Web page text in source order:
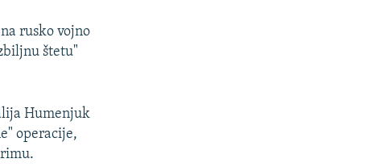
rusko vojno
štetu"
Humenjuk
operacije,